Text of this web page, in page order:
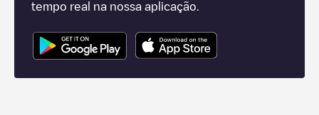
tempo real na nossa aplicação.